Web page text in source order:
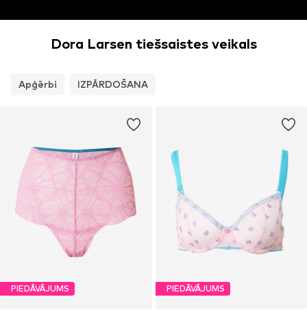
Dora Larsen tiešsaistes veikals
Apģērbi IZPĀRDOŠANA
PIEDĀVĀJUMS PIEDĀVĀJUMS